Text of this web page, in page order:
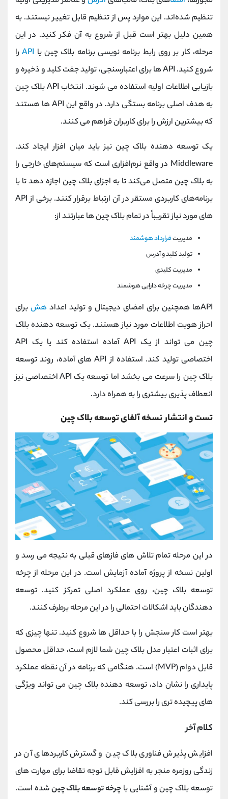
تنظیم شده‌اند. این موارد پس از تنظیم قابل تغییر نیستند. به
همین دلیل بهتر است قبل از شروع به آن فکر کنید. در این
مرحله، کار بر روی رابط برنامه نویسی برنامه بلاک چین یا APIرا
شروع کنید. API ها برای اعتبارسنجی، تولید جفت کلید و ذخیره و
بازیابی اطلاعات اولیه استفاده می شوند. انتخاب API بلاک چین
به هدف اصلی برنامه بستگی دارد. در واقع این API ها هستند
که بیشترین ارزش را برای کاربران فراهم می کنند.
یک توسعه دهنده بلاک چین نیز باید میان افزار ایجاد کند.
Middleware در واقع نرم‌افزاری است که سیستم‌های خارجی را
به بلاک چین متصل می‌کند تا به اجزای بلاک چین اجازه دهد تا با
برنامه‌های کاربردی مستقر در آن ارتباط برقرار کنند. برخی از API
های مورد نیاز تقریباً در تمام بلاک چین ها عبارتند از:
مدیریتقرارداد هوشمند
تولید کلید و آدرس
مدیریت کلیدی
مدیریت چرخه دارایی هوشمند
APIها همچنین برای امضای دیجیتال و تولید اعداد هش برای
احراز هویت اطلاعات مورد نیاز هستند. یک توسعه دهنده بلاک
چین می تواند از یک API آماده استفاده کند یا یک API
اختصاصی تولید کند. استفاده از API های آماده، روند توسعه
بلاک چین را سرعت می بخشد اما توسعه یک API اختصاصی نیز
انعطاف پذیری بیشتری را به همراه دارد.
تست و انتشار نسخه آلفای توسعه بلاک چین
در این مرحله تمام تلاش های فازهای قبلی به نتیجه می رسد و
اولین نسخه از پروژه آماده آزمایش است. در این مرحله از چرخه
توسعه بلاک چین، روی عملکرد اصلی تمرکز کنید. توسعه
دهندگان باید اشکالات احتمالی را در این مرحله برطرف کنند.
بهتر است کار سنجش را با حداقل ها شروع کنید. تنها چیزی که
برای اثبات اعتبار مدل بلاک چین شما لازم است، حداقل محصول
قابل دوام (MVP) است. هنگامی که برنامه در آن نقطه عملکرد
پایداری را نشان داد، توسعه دهنده بلاک چین می تواند ویژگی
های پیچیده تری را بررسی کند.
کلام آخر
افزایش پذیرش فناوری بلاک چین و گسترش کاربردهای آن در
زندگی روزمره منجر به افزایش قابل توجه تقاضا برای مهارت های
توسعه بلاک چین و آشنایی با چرخه توسعه بلاک چینشده است.